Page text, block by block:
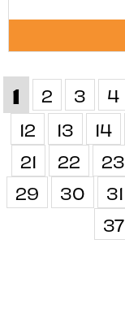
1 2 3 4
12
13 14
21
22 23
29
30 31
37